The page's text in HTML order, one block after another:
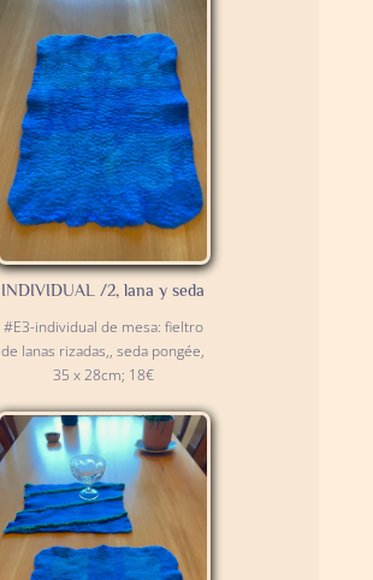
INDIVIDUAL /2, lana y seda
#E3-individual de mesa: fieltro
de lanas rizadas,, seda pongée,
35 x 28cm; 18€